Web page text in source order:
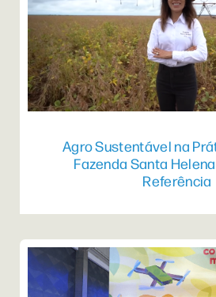
Agro Sustentável na
Fazenda Santa
Referência